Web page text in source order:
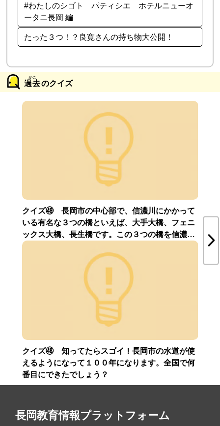
#わたしのシゴト パティシエ ホテルニューオ
ータニ長岡 編
たった３つ！？良寛さんの持ち物大公開！
過去のクイズ
クイズ㊾ 長岡市の中心部で、信濃川にかかって
いる有名な３つの橋といえば、大手大橋、フェニ
ックス大橋、長生橋です。この３つの橋を信濃川
の「上流（南）」から「下流（北）」へ向かう順
番に正しく並べているものはどれ？
クイズ㊽ 知ってたらスゴイ！長岡市の水道が使
えるようになって１００年になります。全国で何
番目にできたでしょう？
然記
長岡教育情報プラットフォーム